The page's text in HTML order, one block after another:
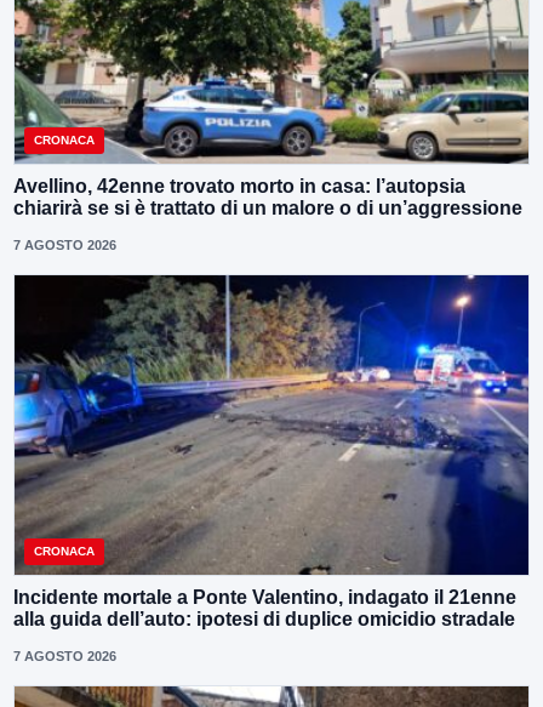
CRONACA
Avellino, 42enne trovato morto in casa: l’autopsia
chiarirà se si è trattato di un malore o di un’aggressione
7 AGOSTO 2026
CRONACA
Incidente mortale a Ponte Valentino, indagato il 21enne
alla guida dell’auto: ipotesi di duplice omicidio stradale
7 AGOSTO 2026